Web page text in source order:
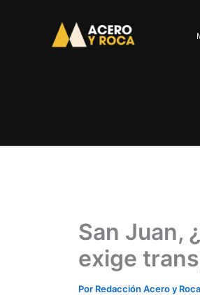
contenido
San Juan,
exige
Por Redacción Acero y Roca